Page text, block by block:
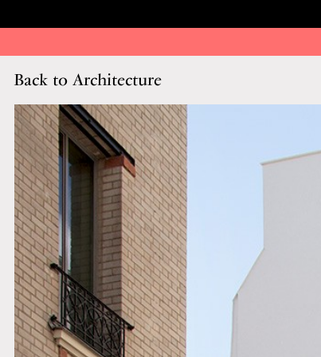
Back to Architecture